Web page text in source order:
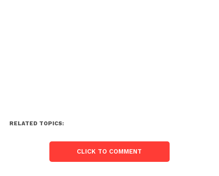
RELATED TOPICS:
CLICK TO COMMENT